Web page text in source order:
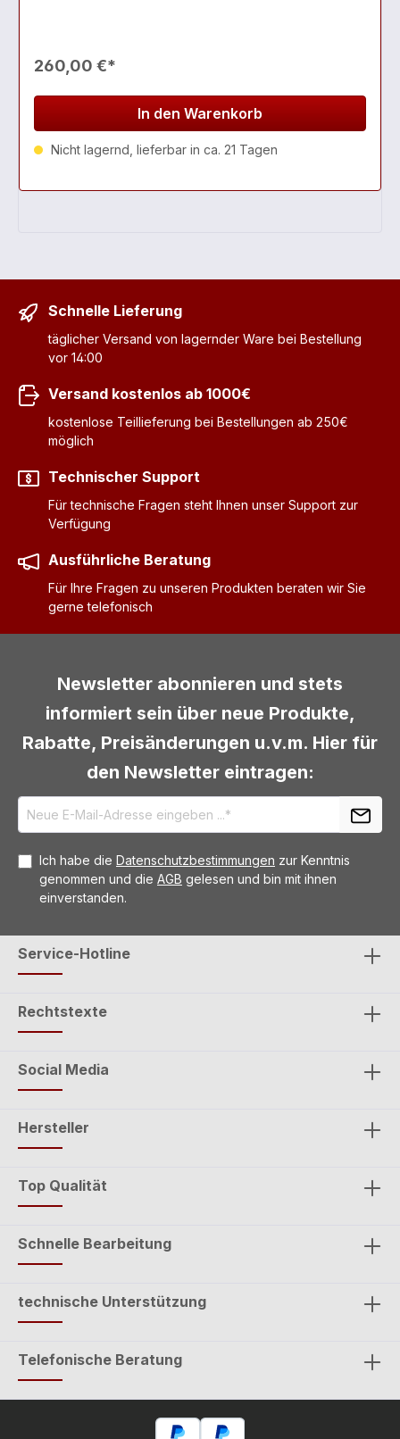
260,00 €*
In den Warenkorb
Nicht lagernd, lieferbar in ca. 21 Tagen
Schnelle Lieferung
täglicher Versand von lagernder Ware bei Bestellung
vor 14:00
Versand kostenlos ab 1000€
kostenlose Teillieferung bei Bestellungen ab 250€
möglich
Technischer Support
Für technische Fragen steht Ihnen unser Support zur
Verfügung
Ausführliche Beratung
Für Ihre Fragen zu unseren Produkten beraten wir Sie
gerne telefonisch
Newsletter abonnieren und stets
informiert sein über neue Produkte,
Rabatte, Preisänderungen u.v.m. Hier für
den Newsletter eintragen:
Ich habe die Datenschutzbestimmungen zur Kenntnis
genommen und die AGB gelesen und bin mit ihnen
einverstanden.
Service-Hotline
Rechtstexte
Social Media
Hersteller
Top Qualität
Schnelle Bearbeitung
technische Unterstützung
Telefonische Beratung